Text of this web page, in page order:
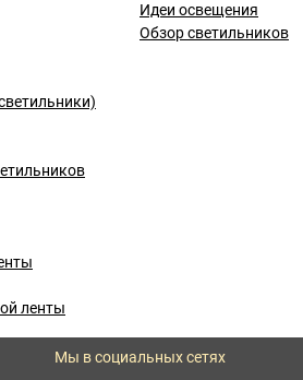
ленты
Идеи освещения
Обзор светильников
Мы в социальных сетях